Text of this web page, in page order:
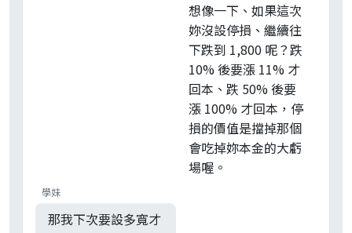
想像一下、如果這次
妳沒設停損、繼續往
下跌到 1,800 呢？跌
10% 後要漲 11% 才
回本、跌 50% 後要
漲 100% 才回本，停
損的價值是擋掉那個
會吃掉妳本金的大虧
場喔。
學妹
那我下次要設多寬才